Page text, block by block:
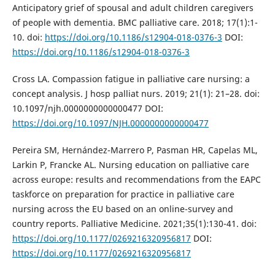
Anticipatory grief of spousal and adult children caregivers
of people with dementia. BMC palliative care. 2018; 17(1):1-
10. doi: https://doi.org/10.1186/s12904-018-0376-3 DOI:
https://doi.org/10.1186/s12904-018-0376-3
Cross LA. Compassion fatigue in palliative care nursing: a
concept analysis. J hosp palliat nurs. 2019; 21(1): 21–28. doi:
10.1097/njh.0000000000000477 DOI:
https://doi.org/10.1097/NJH.0000000000000477
Pereira SM, Hernández-Marrero P, Pasman HR, Capelas ML,
Larkin P, Francke AL. Nursing education on palliative care
across europe: results and recommendations from the EAPC
taskforce on preparation for practice in palliative care
nursing across the EU based on an online-survey and
country reports. Palliative Medicine. 2021;35(1):130-41. doi:
https://doi.org/10.1177/0269216320956817 DOI:
https://doi.org/10.1177/0269216320956817